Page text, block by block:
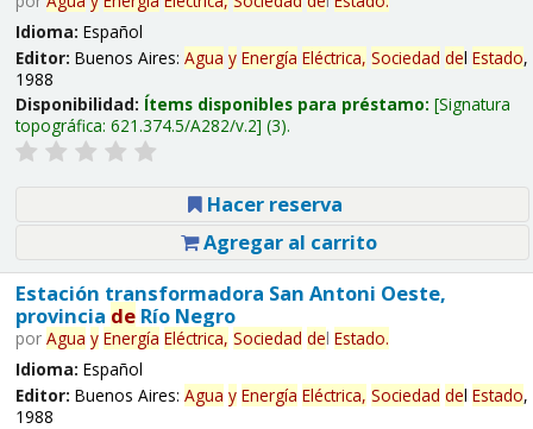
Idioma: Español
Editor: Buenos Aires: Agua y Energía Eléctrica, Sociedad del Estado,
1988
Disponibilidad: Ítems disponibles para préstamo: Signatura
topográfica: 621.374.5/A282/v.2 (3).
Hacer reserva
Agregar al carrito
Estación transformadora San Antoni Oeste,
provincia deRío Negro
por Agua y Energía Eléctrica, Sociedad del Estado.
Idioma: Español
Editor: Buenos Aires: Agua y Energía Eléctrica, Sociedad del Estado,
1988